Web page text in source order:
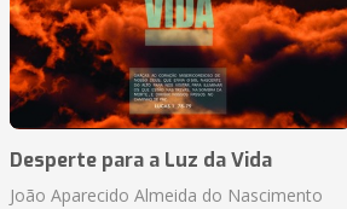
Desperte para a Luz da Vida
João Aparecido Almeida do Nascimento